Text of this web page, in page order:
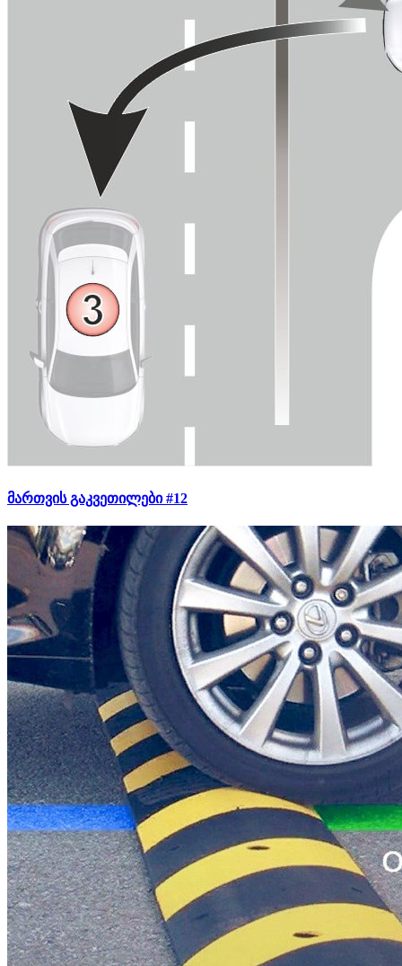
მართვის გაკვეთილები #12